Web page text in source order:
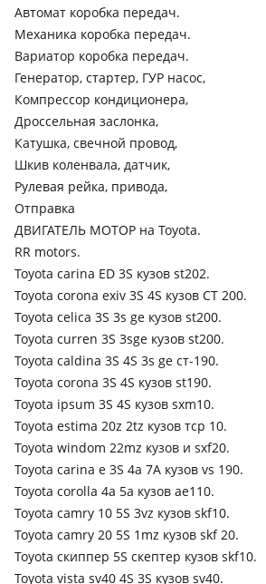
Toyota Carina
1996 - 2001 T210, 1992 - 1996 T190, 1984
1988 A60
Toyota Celica
1999 - 2006 7 поколение (T23), 1993 -
Toyota Curren
1994 - 1998 ST200
Toyota Scepter
1991 - 1996 1 поколение
Toyota Carina E
1992 - 1998 T190
Toyota Corona Exiv
1993 - 1998 2 поколение (ST200), 1989 -
(ST180)
Автомат коробка передач.
Механика коробка передач.
Вариатор коробка передач.
Генератор, стартер, ГУР насос,
Компрессор кондиционера,
Дроссельная заслонка,
Катушка, свечной провод,
Шкив коленвала, датчик,
Рулевая рейка, привода,
Отправка
ДВИГАТЕЛЬ МОТОР на Toyota.
RR motors.
Toyota carina ED 3S кузов st202.
Toyota corona exiv 3S 4S кузов СТ 200.
Toyota celica 3S 3s ge кузов st200.
Toyota curren 3S 3sge кузов st200.
Toyota caldina 3S 4S 3s ge ст-190.
Toyota corona 3S 4S кузов st190.
Toyota ipsum 3S 4S кузов sxm10.
Toyota estima 20z 2tz кузов тср 10.
Toyota windom 22mz кузов и sxf20.
Toyota carina e 3S 4a 7A кузов vs 190.
Toyota corolla 4a 5a кузов ae110.
Toyota camry 10 5S 3vz кузов skf10.
Toyota camry 20 5S 1mz кузов skf 20.
Toyota скиппер 5S скептер кузов skf10.
Toyota vista sv40 4S 3S кузов sv40.